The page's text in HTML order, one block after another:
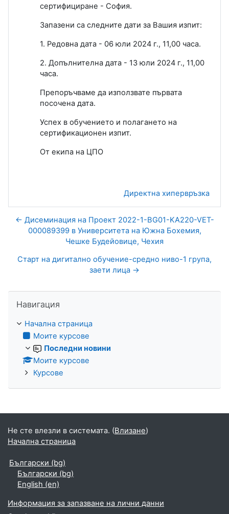
сертифициране - София.
Запазени са следните дати за Вашия изпит:
1. Редовна дата - 06 юли 2024 г., 11,00 часа.
2. Допълнителна дата - 13 юли 2024 г., 11,00
часа.
Препоръчваме да използвате първата
посочена дата.
Успех в обучението и полагането на
сертификационен изпит.
От екипа на ЦПО
Директна хипервръзка
← Дисеминация на Проект 2022-1-BG01-KA220-VET-
000089399 в Университета на Южна Бохемия,
Чешке Будейовице, Чехия
Старт на дигитално обучение-средно ниво-1 група,
заети лица →
Навигация
Начална страница
Моите курсове
Последни новини
Моите курсове
Курсове
Не сте влезли в системата. (Влизане)
Начална страница
Български ‎(bg)‎
Български ‎(bg)‎
English ‎(en)‎
Информация за запазване на лични данни